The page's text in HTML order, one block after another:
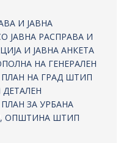
И ЈАВНА
ЈАВНА РАСПРАВА И
И ЈАВНА АНКЕТА
НА ГЕНЕРАЛЕН
НА ГРАД ШТИП
ЗА УРБАНА
ОПШТИНА ШТИП